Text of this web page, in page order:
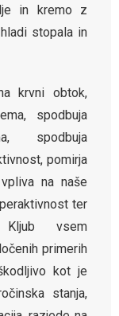
in kremo z
stopala in
krvni obtok,
spodbuja
spodbuja
pomirja
na naše
ter
vsem
primerih
kot je
stanja,